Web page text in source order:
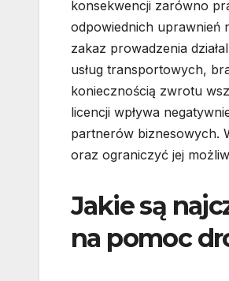
konsekwencji zarówno
odpowiednich uprawnień
zakaz prowadzenia
usług transportowych,
koniecznością zwrotu
licencji wpływa
partnerów biznesowych.
oraz ograniczyć jej
Jakie są
na pomoc